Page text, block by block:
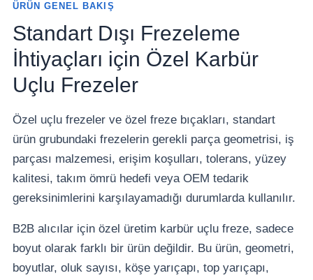
ÜRÜN GENEL BAKIŞ
Standart Dışı Frezeleme
İhtiyaçları için Özel Karbür
Uçlu Frezeler
Özel uçlu frezeler ve özel freze bıçakları, standart
ürün grubundaki frezelerin gerekli parça geometrisi, iş
parçası malzemesi, erişim koşulları, tolerans, yüzey
kalitesi, takım ömrü hedefi veya OEM tedarik
gereksinimlerini karşılayamadığı durumlarda kullanılır.
B2B alıcılar için özel üretim karbür uçlu freze, sadece
boyut olarak farklı bir ürün değildir. Bu ürün, geometri,
boyutlar, oluk sayısı, köşe yarıçapı, top yarıçapı,